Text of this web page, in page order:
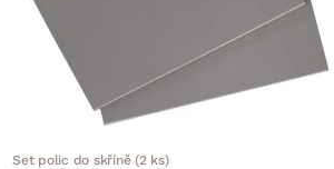
Set polic do skříně (2 ks)